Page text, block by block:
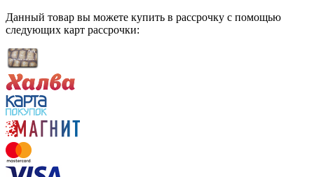
Данный товар вы можете купить в рассрочку с помощью
следующих карт рассрочки: